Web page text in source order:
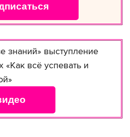
знаний» выступление
«Как всё успевать и